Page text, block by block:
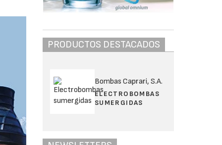
PRODUCTOS DESTACADOS
Bombas Caprari, S.A.
ELECTROBOMBAS
SUMERGIDAS